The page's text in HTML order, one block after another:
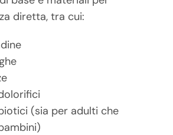
diretta, tra cui:
(sia per adulti che